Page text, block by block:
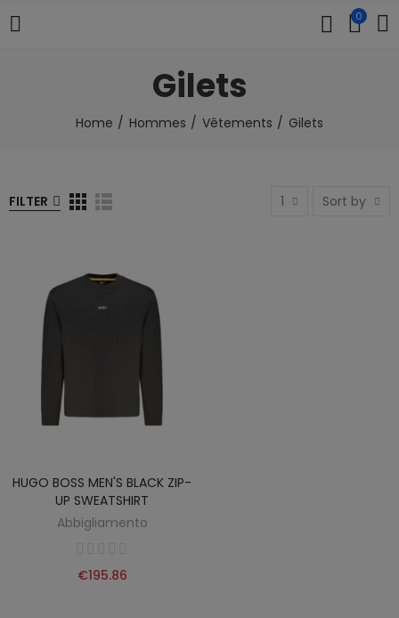
0
Gilets
Home Hommes Vêtements Gilets
FILTER 1 Sort by
HUGO BOSS MEN'S BLACK ZIP-
UP SWEATSHIRT
Abbigliamento
€195.86